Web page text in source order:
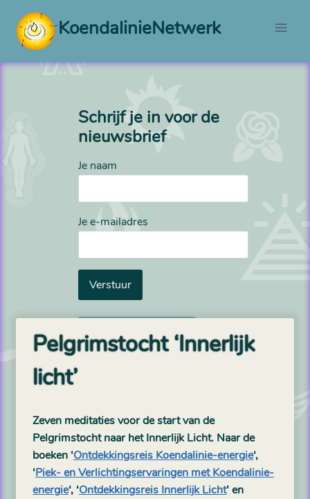
naar
inhoud
KoendalinieNetwerk
Schrijf je in voor de
nieuwsbrief
Je naam
Je e-mailadres
Pelgrimstocht ‘Innerlijk
licht’
Zeven meditaties voor de start van de
Pelgrimstocht naar het Innerlijk Licht. Naar de
boeken ‘Ontdekkingsreis Koendalinie-energie‘,
‘Piek- en Verlichtingservaringen met Koendalinie-
energie‘, ‘Ontdekkingsreis Innerlijk Licht’ en